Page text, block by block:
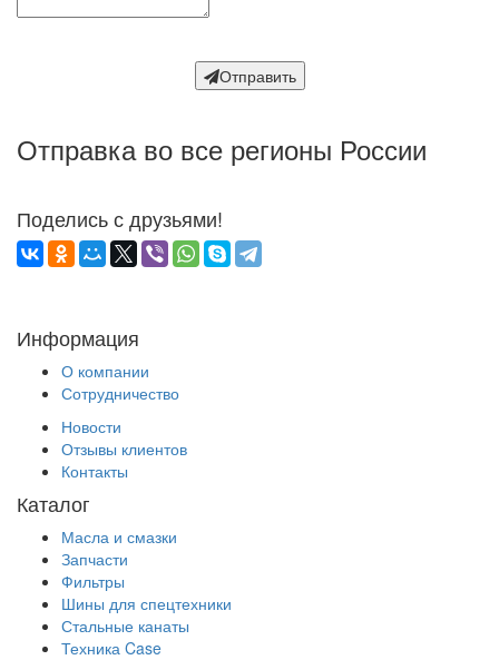
Отправить
Отправка во все регионы России
Поделись с друзьями!
Информация
О компании
Сотрудничество
Новости
Отзывы клиентов
Контакты
Каталог
Масла и смазки
Запчасти
Фильтры
Шины для спецтехники
Стальные канаты
Техника Case